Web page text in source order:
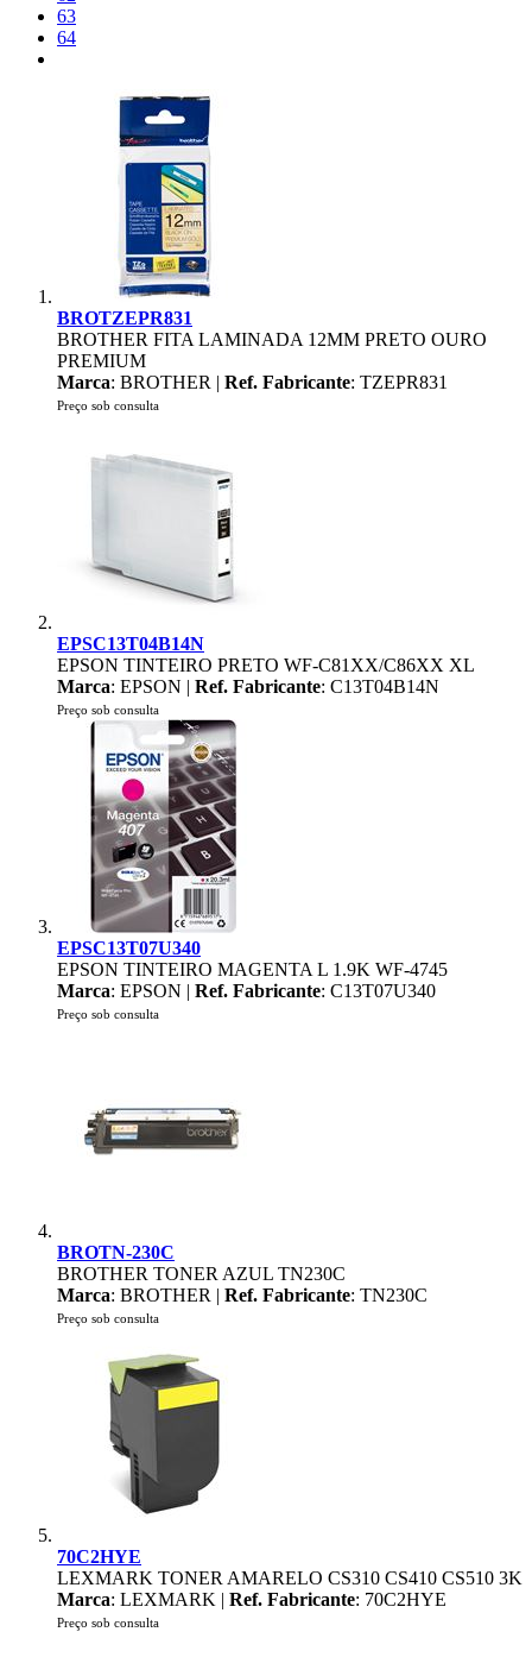
63
64
BROTZEPR831
BROTHER FITA LAMINADA 12MM PRETO OURO
PREMIUM
Marca: BROTHER | Ref. Fabricante: TZEPR831
Preço sob consulta
EPSC13T04B14N
EPSON TINTEIRO PRETO WF-C81XX/C86XX XL
Marca: EPSON | Ref. Fabricante: C13T04B14N
Preço sob consulta
EPSC13T07U340
EPSON TINTEIRO MAGENTA L 1.9K WF-4745
Marca: EPSON | Ref. Fabricante: C13T07U340
Preço sob consulta
BROTN-230C
BROTHER TONER AZUL TN230C
Marca: BROTHER | Ref. Fabricante: TN230C
Preço sob consulta
70C2HYE
LEXMARK TONER AMARELO CS310 CS410 CS510 3K
Marca: LEXMARK | Ref. Fabricante: 70C2HYE
Preço sob consulta